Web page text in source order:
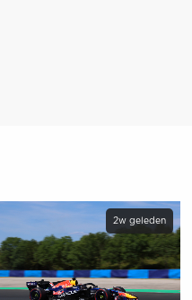
2w geleden